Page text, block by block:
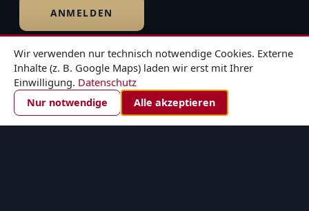
ANMELDEN
© 2026 Kiebitzberg® · Teil der
Impressum·Datenschutz·Barrierefreiheit·AGB
ZIMMER BUCHEN
Wir verwenden nur technisch notwendige Cookies. Externe
Inhalte (z. B. Google Maps) laden wir erst mit Ihrer
Einwilligung. Datenschutz
Nur notwendige Alle akzeptieren